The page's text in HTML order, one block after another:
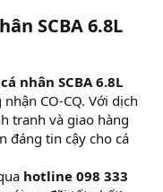
SCBA 6.8L
nhân SCBA 6.8L
CO-CQ. Với dịch
tranh và giao hàng
đáng tin cậy cho cá
hotline 098 333